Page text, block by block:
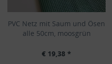
PVC Netz mit Saum und Ösen
alle 50cm, moosgrün
€ 19,38 *